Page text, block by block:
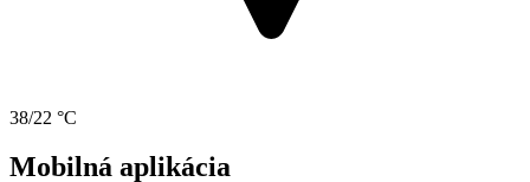
38/22 °C
Mobilná aplikácia